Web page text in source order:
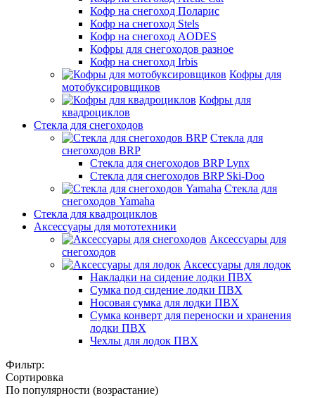
Кофр на снегоход Поларис
Кофр на снегоход Stels
Кофр на снегоход AODES
Кофры для снегоходов разное
Кофр на снегоход Irbis
Кофры для
мотобуксировщиков
Кофры для
квадроциклов
Стекла для снегоходов
Стекла для
снегоходов BRP
Стекла для снегоходов BRP Lynx
Стекла для снегоходов BRP Ski-Doo
Стекла для
снегоходов Yamaha
Стекла для квадроциклов
Аксессуары для мототехники
Аксессуары для
снегоходов
Аксессуары для лодок
Накладки на сидение лодки ПВХ
Сумка под сидение лодки ПВХ
Носовая сумка для лодки ПВХ
Сумка конверт для переноски и хранения
лодки ПВХ
Чехлы для лодок ПВХ
Фильтр:
Сортировка
По популярности (возрастание)